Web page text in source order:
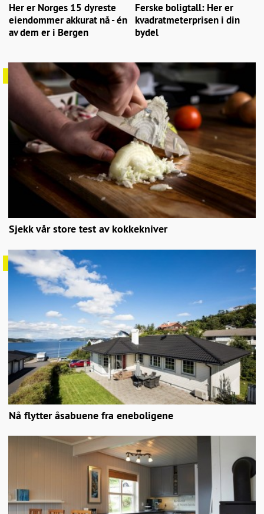
Her er Norges 15 dyreste
eiendommer akkurat nå - én
av dem er i Bergen
Ferske boligtall: Her er
kvadratmeterprisen i din
bydel
Sjekk vår store test av kokkekniver
Nå flytter åsabuene fra eneboligene